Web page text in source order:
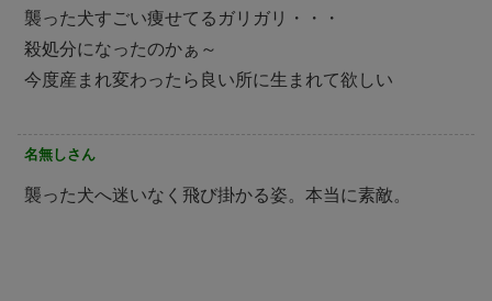
襲った犬すごい痩せてるガリガリ・・・
殺処分になったのかぁ～
今度産まれ変わったら良い所に生まれて欲しい
名無しさん
襲った犬へ迷いなく飛び掛かる姿。本当に素敵。